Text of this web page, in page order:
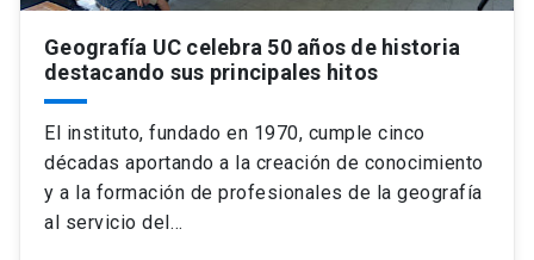
Geografía UC celebra 50 años de historia
destacando sus principales hitos
El instituto, fundado en 1970, cumple cinco
décadas aportando a la creación de conocimiento
y a la formación de profesionales de la geografía
al servicio del…